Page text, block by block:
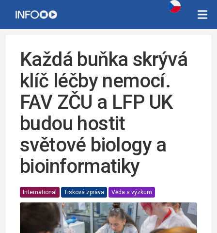
Každá buňka skrývá
klíč léčby nemocí.
FAV ZČU a LFP UK
budou hostit
světové biology a
bioinformatiky
International Tisková zpráva Věda a výzkum